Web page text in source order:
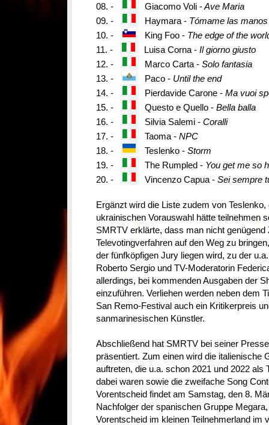
08. -
Giacomo Voli -Ave Maria
09. -
Haymara - Tómame las manos
10. -
King Foo - The edge of the
11. -
Luisa Corna -Il giorno giusto
12. -
Marco Carta -Solo fantasia
13. -
Paco - Until the end
14. -
Pierdavide Carone -Ma vuoi
15. -
Questo e Quello -Bella balla
16. -
Silvia Salemi -Coralli
17. -
Taoma -NPC
18. -
Teslenko -Storm
19. -
The Rumpled - You get me so
20. -
Vincenzo Capua -Sei sempre
Ergänzt wird die Liste zudem von
ukrainischen Vorauswahl hätte teilnehmen
SMRTV erklärte, dass man nicht genügend
Televotingverfahren auf den Weg zu
der fünfköpfigen Jury liegen wird, zu der
Roberto Sergio und TV-Moderatorin
allerdings, bei kommenden Ausgaben der
einzuführen. Verliehen werden neben dem
San Remo-Festival auch ein Kritikerpreis
sanmarinesischen Künstler.
Abschließend hat SMRTV bei seiner
präsentiert. Zum einen wird die italienische
auftreten, die u.a. schon 2021 und 2022
dabei waren sowie die zweifache Song
Vorentscheid findet am Samstag, den 8.
Nachfolger der spanischen Gruppe
Vorentscheid im kleinen Teilnehmerland im